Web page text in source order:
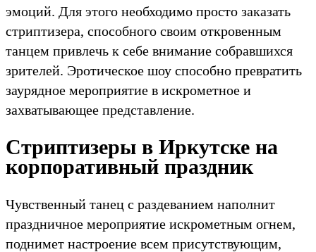
эмоций. Для этого необходимо просто заказать
стриптизера, способного своим откровенным
танцем привлечь к себе внимание собравшихся
зрителей. Эротическое шоу способно превратить
заурядное мероприятие в искрометное и
захватывающее представление.
Стриптизеры в Иркутске на
корпоративный праздник
Чувственный танец с раздеванием наполнит
праздничное мероприятие искрометным огнем,
поднимет настроение всем присутствующим,